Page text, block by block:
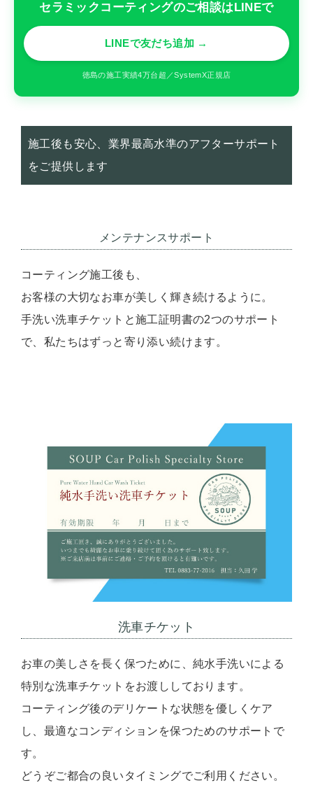
セラミックコーティングのご相談はLINEで
LINEで友だち追加 →
徳島の施工実績4万台超／SystemX正規店
施工後も安心、業界最高水準のアフターサポート
をご提供します
メンテナンスサポート
コーティング施工後も、
お客様の大切なお車が美しく輝き続けるように。
手洗い洗車チケットと施工証明書の2つのサポート
で、私たちはずっと寄り添い続けます。
洗車チケット
お車の美しさを長く保つために、純水手洗いによる
特別な洗車チケットをお渡ししております。
コーティング後のデリケートな状態を優しくケア
し、最適なコンディションを保つためのサポートで
す。
どうぞご都合の良いタイミングでご利用ください。